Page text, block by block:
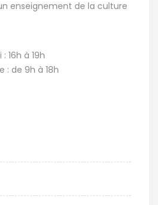
enseignement de la culture
16h à 19h
: de 9h à 18h